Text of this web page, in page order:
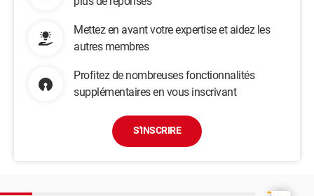
Mettez en avant votre expertise et aidez les
autres membres
Profitez de nombreuses fonctionnalités
supplémentaires en vous inscrivant
S'INSCRIRE